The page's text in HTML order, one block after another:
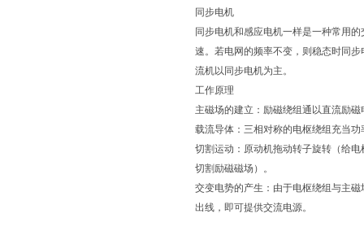
同步电机
同步电机和感应电机一样是一种常用
速。若电网的频率不变，则稳态时同
流机以同步电机为主。
工作原理
主磁场的建立：励磁绕组通以直流励
载流导体：三相对称的电枢绕组充当
切割运动：原动机拖动转子旋转（给
切割励磁磁场）。
交变电势的产生：由于电枢绕组与主
出线，即可提供交流电源。